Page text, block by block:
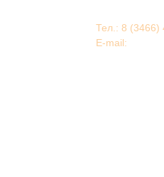
Тел.: 8 (3466)
E-mail: